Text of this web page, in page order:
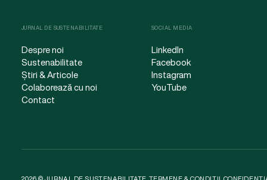
JURNAL DE SUSTENABILITATE
Despre noi
Sustenabilitate
Știri & Articole
Colaborează cu noi
Contact
SOCIAL MEDIA
LinkedIn
Facebook
Instagram
YouTube